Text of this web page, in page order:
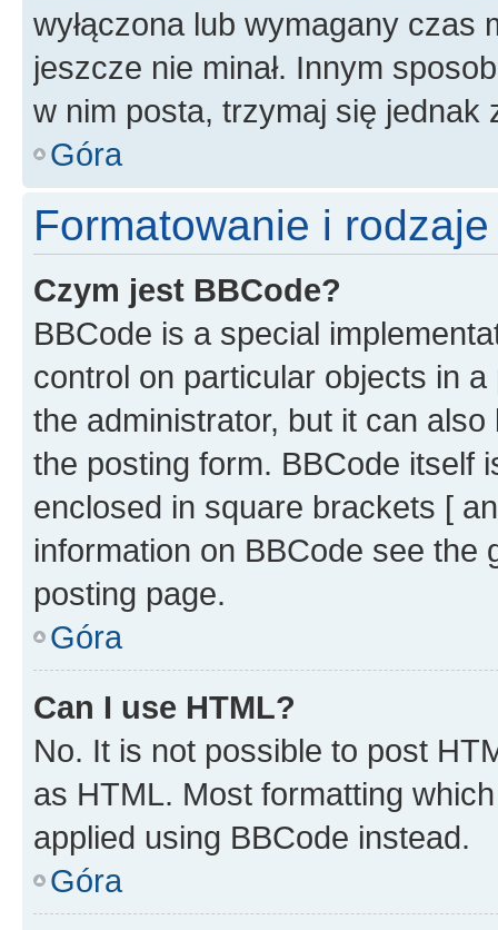
wyłączona lub wymagany czas
jeszcze nie minał. Innym
w nim posta, trzymaj się jednak
Góra
Formatowanie i
Czym jest BBCode?
BBCode is a special
control on particular objects in
the administrator, but it can
the posting form. BBCode itself
enclosed in square brackets [
information on BBCode see
posting page.
Góra
Can I use HTML?
No. It is not possible to post
as HTML. Most formatting
applied using BBCode instead.
Góra